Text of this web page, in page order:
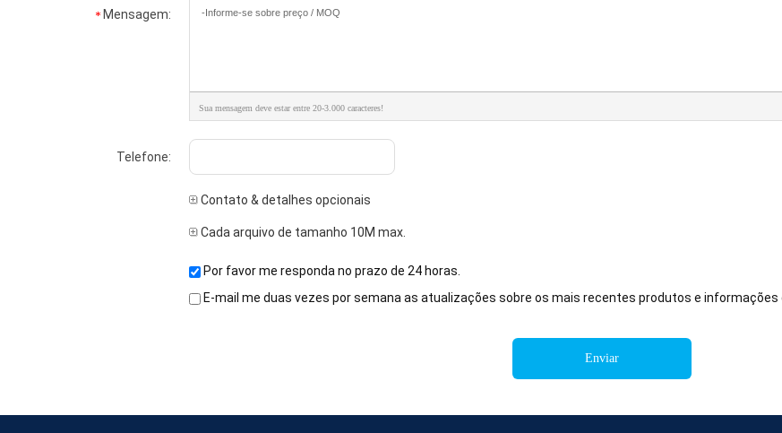
Mensagem:
Sua mensagem deve estar entre 20-3.000 caracteres!
Telefone:
Contato & detalhes opcionais
Cada arquivo de tamanho 10M max.
Por favor me responda no prazo de 24 horas.
E-mail me duas vezes por semana as atualizações sobre os mais recentes produtos e informações